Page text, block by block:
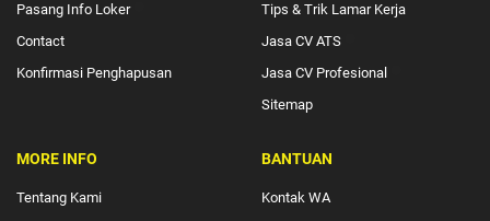
Pasang Info Loker
Contact
Konfirmasi Penghapusan
Tips & Trik Lamar Kerja
Jasa CV ATS
Jasa CV Profesional
Sitemap
MORE INFO
Tentang Kami
BANTUAN
Kontak WA